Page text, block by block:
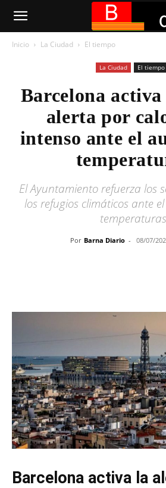
Inicio La Ciudad El tiempo
La Ciudad El tiempo
Barcelona activa
alerta por
intenso ante el
El Ayuntamiento refuerza los
los refugios climáticos ante
temperaturas
Por Barna Diario - 08/07/
Barcelona activa la